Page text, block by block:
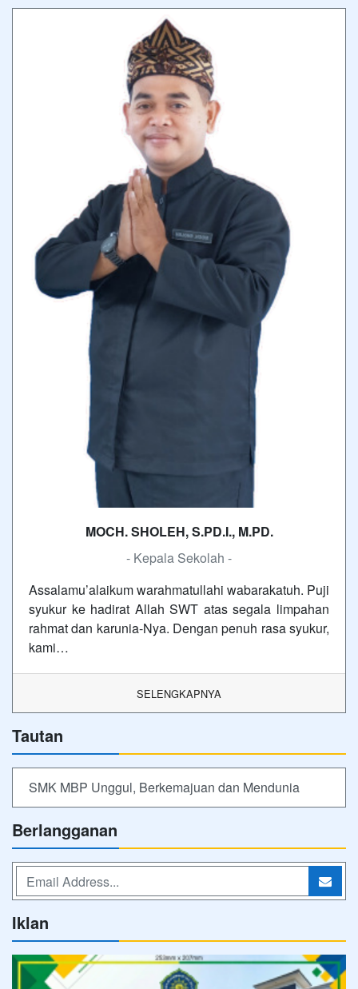
MOCH. SHOLEH, S.PD.I., M.PD.
- Kepala Sekolah -
Assalamu’alaikum warahmatullahi wabarakatuh. Puji
syukur ke hadirat Allah SWT atas segala limpahan
rahmat dan karunia-Nya. Dengan penuh rasa syukur,
kami…
SELENGKAPNYA
Tautan
SMK MBP Unggul, Berkemajuan dan Mendunia
Berlangganan
Iklan